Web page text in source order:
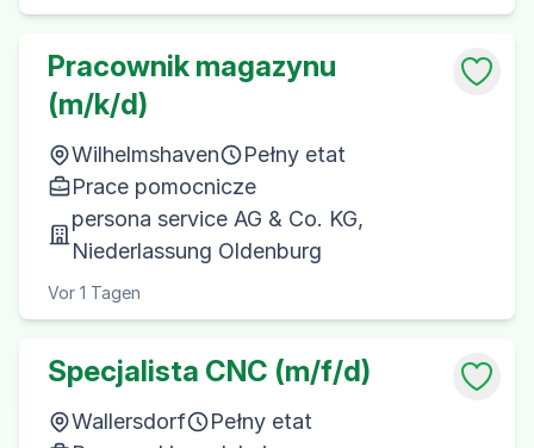
Pracownik magazynu
(m/k/d)
Wilhelmshaven
Pełny etat
Prace pomocnicze
persona service AG & Co. KG,
Niederlassung Oldenburg
Vor 1 Tagen
Specjalista CNC (m/f/d)
Wallersdorf
Pełny etat